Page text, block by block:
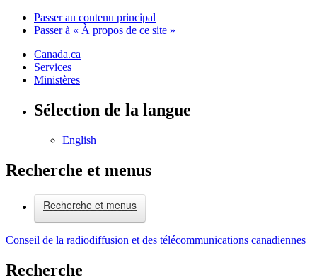
Passer au contenu principal
Passer à « À propos de ce site »
Canada.ca
Services
Ministères
Sélection de la langue
English
Recherche et menus
Recherche et menus
Conseil de la radiodiffusion et des télécommunications canadiennes
Recherche